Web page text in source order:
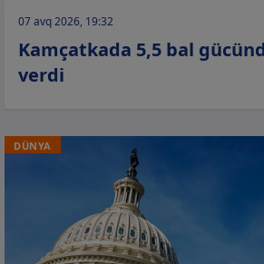
07 avq 2026, 19:32
Kamçatkada 5,5 bal
verdi
DÜNYA